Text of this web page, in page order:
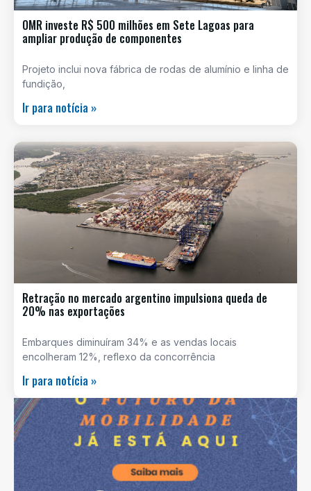
OMR investe R$ 500 milhões em Sete Lagoas para
ampliar produção de componentes
Projeto inclui nova fábrica de rodas de alumínio e linha de
fundição,
Ir para notícia »
Retração no mercado argentino impulsiona queda de
20% nas exportações
Embarques diminuíram 34% e as vendas locais
encolheram 12%, reflexo da concorrência
Ir para notícia »